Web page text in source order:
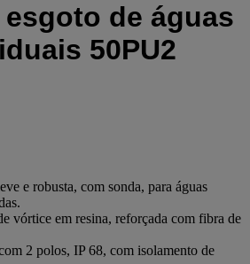
de águas
50PU2
e robusta, com sonda, para águas
vórtice em resina, reforçada com fibra de
2 polos, IP 68, com isolamento de